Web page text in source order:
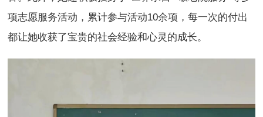
项志愿服务活动，累计参与活动10余项，每一次的付出
都让她收获了宝贵的社会经验和心灵的成长。